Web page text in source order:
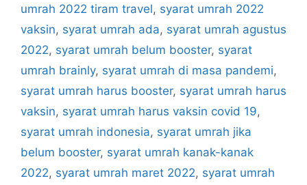
umrah 2022 tiram travel, syarat umrah 2022
vaksin, syarat umrah ada, syarat umrah agustus
2022, syarat umrah belum booster, syarat
umrah brainly, syarat umrah di masa pandemi,
syarat umrah harus booster, syarat umrah harus
vaksin, syarat umrah harus vaksin covid 19,
syarat umrah indonesia, syarat umrah jika
belum booster, syarat umrah kanak-kanak
2022, syarat umrah maret 2022, syarat umrah